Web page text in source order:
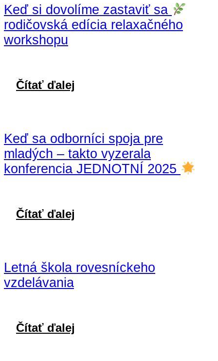
Keď si dovolíme zastaviť sa
rodičovská edícia relaxačného
workshopu
Čítať ďalej
Keď sa odborníci spoja pre
mladých – takto vyzerala
konferencia JEDNOTNÍ 2025
Čítať ďalej
Letná škola rovesníckeho
vzdelávania
Čítať ďalej